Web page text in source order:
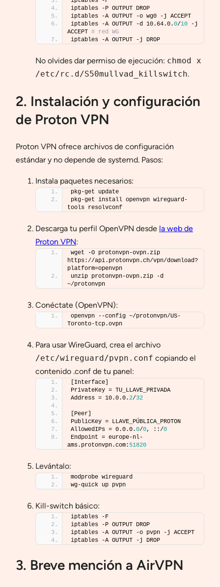
iptables -P OUTPUT DROP
iptables -A OUTPUT -o wg0 -j ACCEPT
iptables -A OUTPUT -d 10.64.0.0/10 -j
ACCEPT # red WG
iptables -A OUTPUT -j DROP
No olvides dar permiso de ejecución: chmod x
/etc/rc.d/S50mullvad_killswitch.
2. Instalación y configuración
de Proton VPN
Proton VPN ofrece archivos de configuración
estándar y no depende de systemd. Pasos:
Instala paquetes necesarios:
pkg-get update
pkg-get install openvpn wireguard-
tools resolvconf
Descarga tu perfil OpenVPN desde la web de
Proton VPN:
wget -O protonvpn-ovpn.zip
https://api.protonvpn.ch/vpn/download?
platform=openvpn
unzip protonvpn-ovpn.zip -d
~/protonvpn
Conéctate (OpenVPN):
openvpn --config ~/protonvpn/US-
Toronto-tcp.ovpn
Para usar WireGuard, crea el archivo
/etc/wireguard/pvpn.conf copiando el
contenido .conf de tu panel:
[Interface]
PrivateKey = TU_LLAVE_PRIVADA
Address = 10.0.0.2/32
[Peer]
PublicKey = LLAVE_PÚBLICA_PROTON
AllowedIPs = 0.0.0.0/0, ::/0
Endpoint = europe-nl-
ams.protonvpn.com: 51820
Levántalo:
modprobe wireguard
wg-quick up pvpn
Kill-switch básico:
iptables -F
iptables -P OUTPUT DROP
iptables -A OUTPUT -o pvpn -j ACCEPT
iptables -A OUTPUT -j DROP
3. Breve mención a AirVPN